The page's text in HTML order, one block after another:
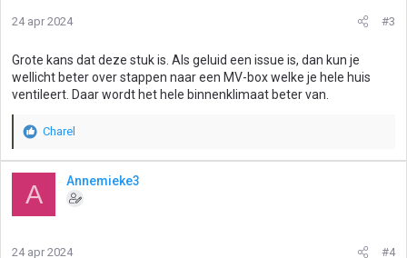
24 apr 2024 #3
Grote kans dat deze stuk is. Als geluid een issue is, dan kun je
wellicht beter over stappen naar een MV-box welke je hele huis
ventileert. Daar wordt het hele binnenklimaat beter van.
W
a
d
e
i
Charel
A Annemieke3
24 apr 2024 #4